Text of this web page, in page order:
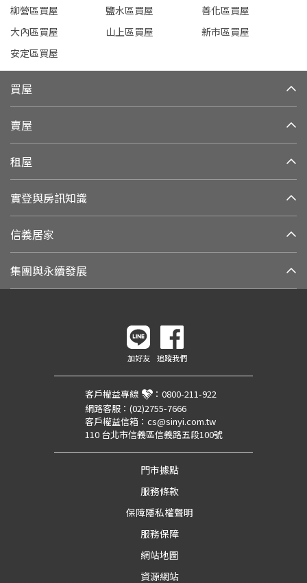
柳營區買屋
鹽水區買屋
善化區買屋
大內區買屋
山上區買屋
新市區買屋
安定區買屋
買屋
賣屋
租屋
實登與房訊知識
信義居家
集團與永續發展
加好友 追蹤我們
客戶權益專線 ： 0800-211-922
網路客服： (02)2755-7666
客戶權益信箱： cs@sinyi.com.tw
110 台北市信義區信義路五段100號
門市據點
服務條款
保障隱私權聲明
服務保障
網站地圖
資源網站